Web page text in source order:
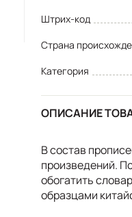
Штрих-код
Страна
Категория
ОПИСАНИЕ
В состав
произведений.
обогатить
образцами